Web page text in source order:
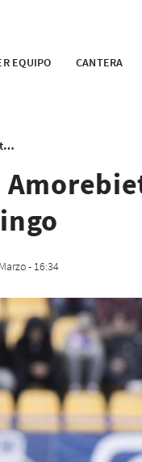
EQUIPO CANTERA
AD Alcorcón 1-1 SD Amorebieta: Los azules suman con diez en Santo Domingo
- 16:34